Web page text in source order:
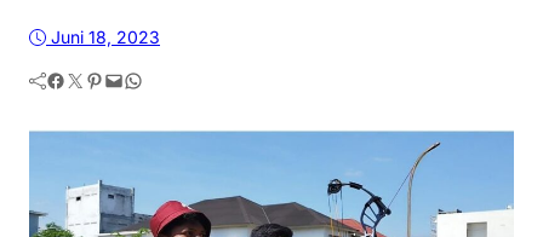
Juni 18, 2023
Facebook Twitter Pinterest Mail WhatsApp